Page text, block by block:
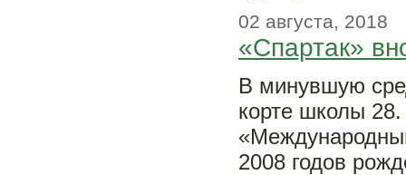
02 августа, 2018
«Спартак»
В минувшую
корте школы
2008 годов